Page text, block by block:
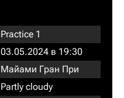
Practice 1
03.05.2024 в 19:30
Майами Гран При
Partly cloudy